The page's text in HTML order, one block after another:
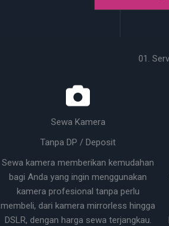
01.
Sewa Kamera
Tanpa DP / Deposit
Sewa kamera memberikan kemudahan
bagi Anda yang ingin menggunakan
kamera profesional tanpa perlu
membeli, dari kamera mirrorless hingga
DSLR, dengan harga sewa terjangkau.